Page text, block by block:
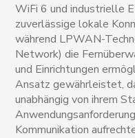
WiFi 6 und industrielle
zuverlässige lokale
während LPWAN-
Network) die
und Einrichtungen
Ansatz gewährleistet,
unabhängig von ihrem
Kommunikation